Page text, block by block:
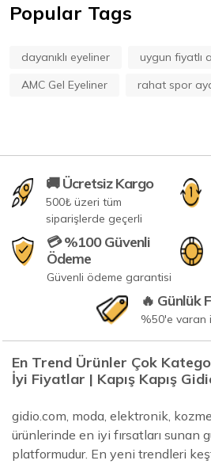
Popular Tags
dayanıklı eyeliner
uygun fiyatlı
AMC Gel Eyeliner
rahat spor
🚚 Ücretsiz Kargo
500₺ üzeri tüm
siparişlerde geçerli
💳 %100 Güvenli
Ödeme
Güvenli ödeme garantisi
🔥 Günlük
%50'e varan
En Trend Ürünler Çok
İyi Fiyatlar | Kapış Kapış
gidio.com, moda, elektronik,
ürünlerinde en iyi fırsatları sunan
platformudur. En yeni trendleri